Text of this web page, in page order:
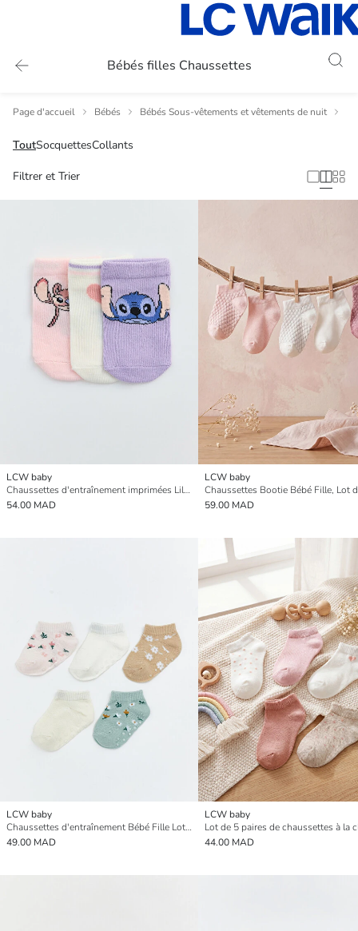
Bébés filles Chaussettes
Page d'accueil Bébés Bébés Sous-vêtements et vêtements de nuit
ToutSocquettesCollants
Filtrer et Trier
LCW baby
Chaussettes d'entraînement imprimées Lilo & Stitch pour bébé fille - Lot de 3
54.00 MAD
LCW baby
Chaussettes Bootie Bébé Fille, Lot
59.00 MAD
LCW baby
Chaussettes d'entraînement Bébé Fille Lot de 5 pièces
49.00 MAD
LCW baby
44.00 MAD